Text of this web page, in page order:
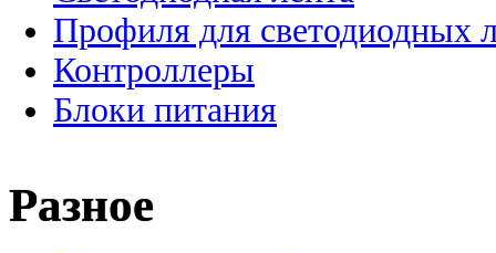
Профиля для светодиодных
Контроллеры
Блоки питания
Разное